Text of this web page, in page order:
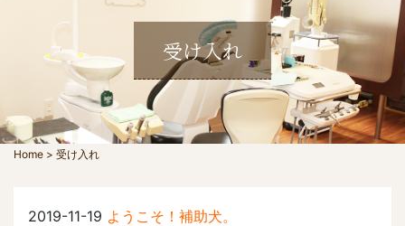
受け入れ
Home > 受け入れ
2019-11-19 ようこそ！補助犬。